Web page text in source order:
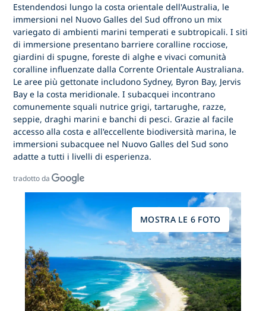
Estendendosi lungo la costa orientale dell'Australia, le
immersioni nel Nuovo Galles del Sud offrono un mix
variegato di ambienti marini temperati e subtropicali. I siti
di immersione presentano barriere coralline rocciose,
giardini di spugne, foreste di alghe e vivaci comunità
coralline influenzate dalla Corrente Orientale Australiana.
Le aree più gettonate includono Sydney, Byron Bay, Jervis
Bay e la costa meridionale. I subacquei incontrano
comunemente squali nutrice grigi, tartarughe, razze,
seppie, draghi marini e banchi di pesci. Grazie al facile
accesso alla costa e all'eccellente biodiversità marina, le
immersioni subacquee nel Nuovo Galles del Sud sono
adatte a tutti i livelli di esperienza.
tradotto da
MOSTRA LE 6 FOTO